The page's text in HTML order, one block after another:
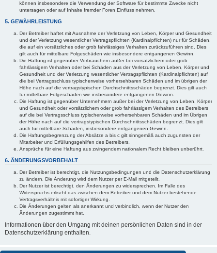
können insbesondere die Verwendung der Software für bestimmte Zwecke nicht
untersagen oder auf Inhalte fremder Foren Einfluss nehmen.
5. GEWÄHRLEISTUNG
Der Betreiber haftet mit Ausnahme der Verletzung von Leben, Körper und Gesundheit
und der Verletzung wesentlicher Vertragspflichten (Kardinalpflichten) nur für Schäden,
die auf ein vorsätzliches oder grob fahrlässiges Verhalten zurückzuführen sind. Dies
gilt auch für mittelbare Folgeschäden wie insbesondere entgangenen Gewinn.
Die Haftung ist gegenüber Verbrauchern außer bei vorsätzlichem oder grob
fahrlässigem Verhalten oder bei Schäden aus der Verletzung von Leben, Körper und
Gesundheit und der Verletzung wesentlicher Vertragspflichten (Kardinalpflichten) auf
die bei Vertragsschluss typischerweise vorhersehbaren Schäden und im übrigen der
Höhe nach auf die vertragstypischen Durchschnittsschäden begrenzt. Dies gilt auch
für mittelbare Folgeschäden wie insbesondere entgangenen Gewinn.
Die Haftung ist gegenüber Unternehmern außer bei der Verletzung von Leben, Körper
und Gesundheit oder vorsätzlichem oder grob fahrlässigem Verhalten des Betreibers
auf die bei Vertragsschluss typischerweise vorhersehbaren Schäden und im Übrigen
der Höhe nach auf die vertragstypischen Durchschnittsschäden begrenzt. Dies gilt
auch für mittelbare Schäden, insbesondere entgangenen Gewinn.
Die Haftungsbegrenzung der Absätze a bis c gilt sinngemäß auch zugunsten der
Mitarbeiter und Erfüllungsgehilfen des Betreibers.
Ansprüche für eine Haftung aus zwingendem nationalem Recht bleiben unberührt.
6. ÄNDERUNGSVORBEHALT
Der Betreiber ist berechtigt, die Nutzungsbedingungen und die Datenschutzerklärung
zu ändern. Die Änderung wird dem Nutzer per E-Mail mitgeteilt.
Der Nutzer ist berechtigt, den Änderungen zu widersprechen. Im Falle des
Widerspruchs erlischt das zwischen dem Betreiber und dem Nutzer bestehende
Vertragsverhältnis mit sofortiger Wirkung.
Die Änderungen gelten als anerkannt und verbindlich, wenn der Nutzer den
Änderungen zugestimmt hat.
Informationen über den Umgang mit deinen persönlichen Daten sind in der
Datenschutzerklärung enthalten.